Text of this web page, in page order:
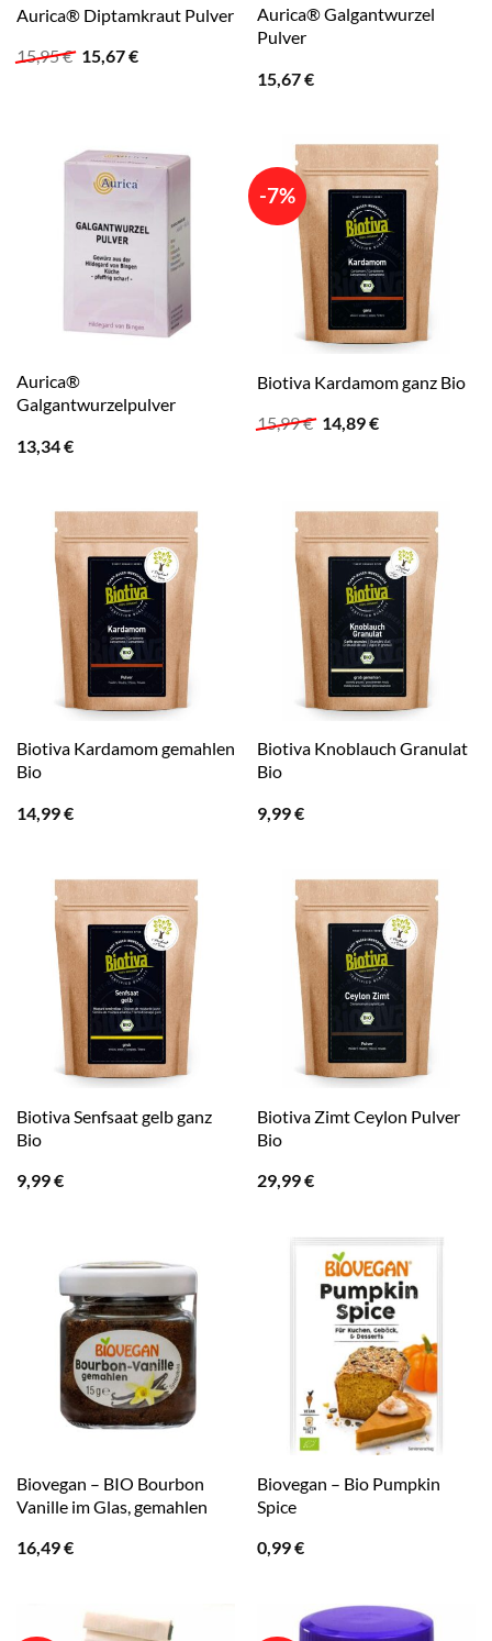
Aurica® Diptamkraut Pulver
15,95€ Ursprünglicher
15,67€Aktueller
Aurica® Galgantwurzel
Pulver
15,67€
Aurica®
Galgantwurzelpulver
13,34€
-7%
Biotiva Kardamom ganz Bio
15,99€ Ursprünglicher
14,89€Aktueller
Biotiva Kardamom gemahlen
Bio
14,99€
Biotiva Knoblauch Granulat
Bio
9,99€
Biotiva Senfsaat gelb ganz
Bio
9,99€
Biotiva Zimt Ceylon Pulver
Bio
29,99€
Biovegan – BIO Bourbon
Vanille im Glas, gemahlen
16,49€
Biovegan – Bio Pumpkin
Spice
0,99€